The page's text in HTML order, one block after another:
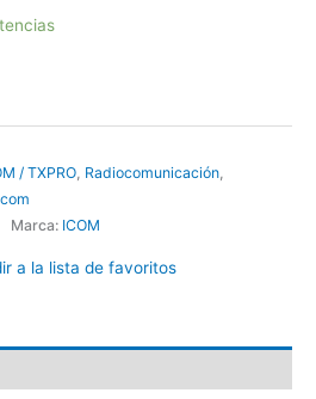
/ TXPRO, Radiocomunicación,
Marca: ICOM
a la lista de favoritos